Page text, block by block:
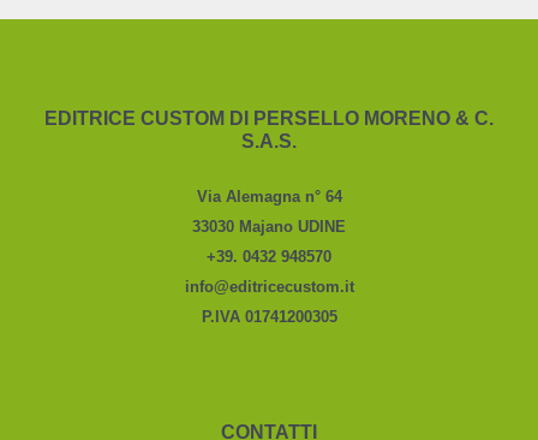
EDITRICE CUSTOM DI PERSELLO MORENO & C.
S.A.S.
Via Alemagna n° 64
33030 Majano UDINE
+39. 0432 948570
info@editricecustom.it
P.IVA 01741200305
CONTATTI